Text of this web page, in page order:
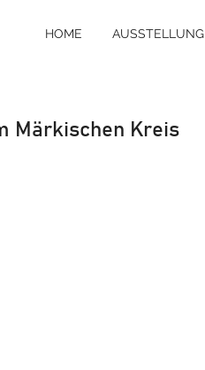
HOME AUSSTELLUNG
Märkischen Kreis